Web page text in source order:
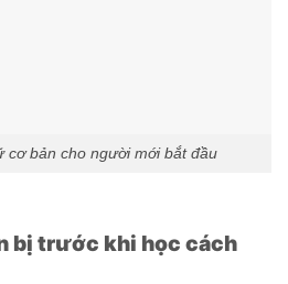
cơ bản cho người mới bắt đầu
bị trước khi học cách